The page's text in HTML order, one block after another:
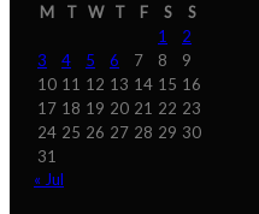
M T W T F S
S
1
2
3
4 5 6 7 8
9
10 11 12 13 14 15 16
17 18 19 20 21 22 23
24 25 26 27 28 29 30
31
« Jul